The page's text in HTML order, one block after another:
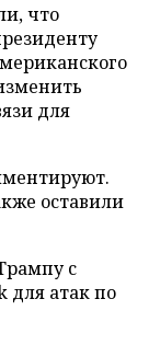
что
для
оставили
с
для атак по